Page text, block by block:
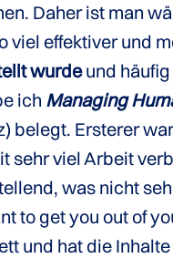
Daher ist man
viel effektiver und
wurdeund häufig
ich Managing
belegt. Ersterer
sehr viel Arbeit
was nicht
to get you out of
und hat die